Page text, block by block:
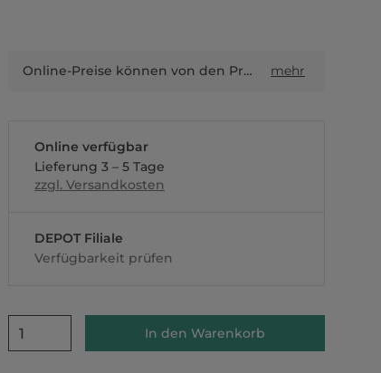
Online-Preise können von den Preisen in Filialen sowie Shop-in-Shop-Flächen abweichen. mehr
Online verfügbar
Lieferung 3 – 5 Tage
zzgl. Versandkosten
DEPOT Filiale
Verfügbarkeit prüfen
1 In den Warenkorb